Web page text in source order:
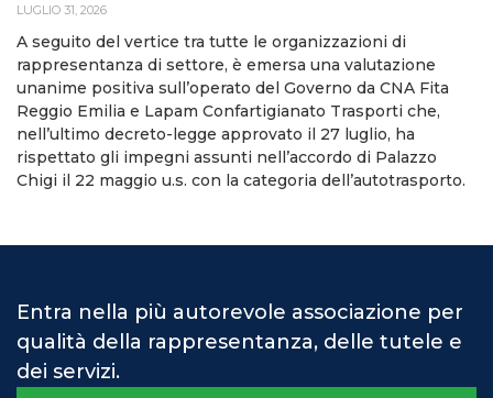
LUGLIO 31, 2026
A seguito del vertice tra tutte le organizzazioni di
rappresentanza di settore, è emersa una valutazione
unanime positiva sull’operato del Governo da CNA Fita
Reggio Emilia e Lapam Confartigianato Trasporti che,
nell’ultimo decreto-legge approvato il 27 luglio, ha
rispettato gli impegni assunti nell’accordo di Palazzo
Chigi il 22 maggio u.s. con la categoria dell’autotrasporto.
Entra nella più autorevole associazione per
qualità della rappresentanza, delle tutele e
dei servizi.